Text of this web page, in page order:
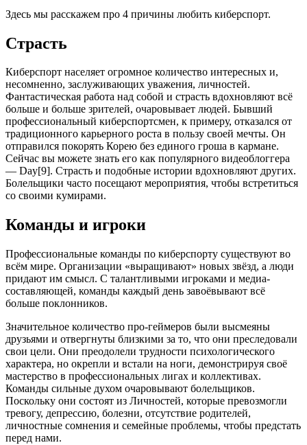
Здесь мы расскажем про 4 причины любить киберспорт.
Страсть
Киберспорт населяет огромное количество интересных и,
несомненно, заслуживающих уважения, личностей.
Фантастическая работа над собой и страсть вдохновляют всё
больше и больше зрителей, очаровывает людей. Бывший
профессиональный киберспортсмен, к примеру, отказался от
традиционного карьерного роста в пользу своей мечты. Он
отправился покорять Корею без единого гроша в кармане.
Сейчас вы можете знать его как популярного видеоблоггера
— Day[9]. Страсть и подобные истории вдохновляют других.
Болельщики часто посещают мероприятия, чтобы встретиться
со своими кумирами.
Команды и игроки
Профессиональные команды по киберспорту существуют во
всём мире. Организации «выращивают» новых звёзд, а люди
придают им смысл. С талантливыми игроками и медиа-
составляющей, команды каждый день завоёвывают всё
больше поклонников.
Значительное количество про-геймеров были высмеяны
друзьями и отвергнуты близкими за то, что они преследовали
свои цели. Они преодолели трудности психологического
характера, но окрепли и встали на ноги, демонстрируя своё
мастерство в профессиональных лигах и коллективах.
Команды сильные духом очаровывают болельщиков.
Поскольку они состоят из Личностей, которые превозмогли
тревогу, депрессию, болезни, отсутствие родителей,
личностные сомнения и семейные проблемы, чтобы предстать
перед нами.